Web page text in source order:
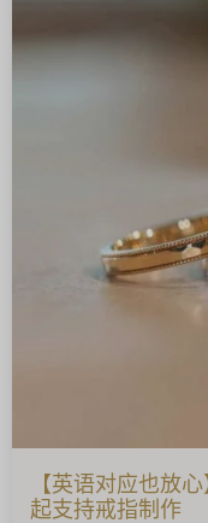
【英语对应也放
起支持戒指制作